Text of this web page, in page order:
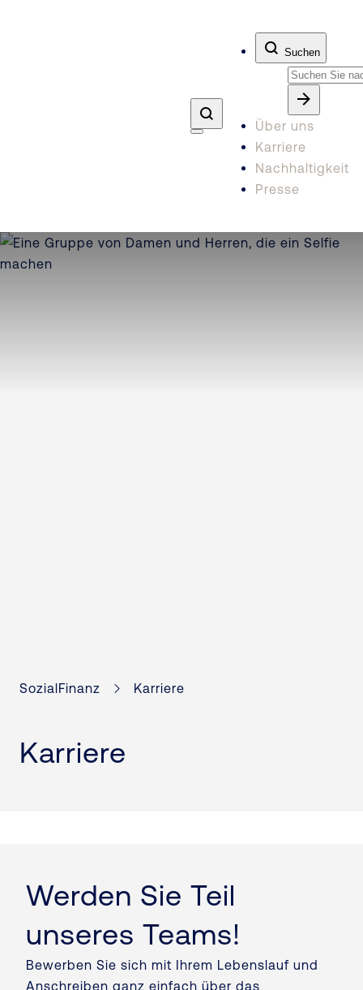
Suchen
Über uns
Karriere
Nachhaltigkeit
Presse
SozialFinanz Karriere
Karriere
Werden Sie Teil
unseres Teams!
Bewerben Sie sich mit Ihrem Lebenslauf und
Anschreiben ganz einfach über das